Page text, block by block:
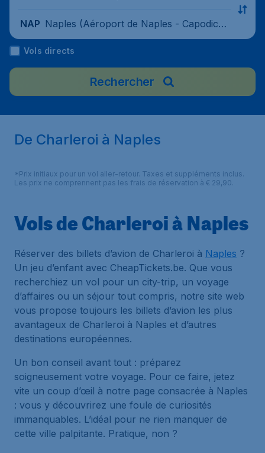
NAP Naples (Aéroport de Naples - Capodichi
no), Italie
Vols directs
Rechercher
De Charleroi à Naples
*Prix initiaux pour un vol aller-retour. Taxes et suppléments inclus.
Les prix ne comprennent pas les frais de réservation à € 29,90.
Vols de Charleroi à Naples
Réserver des billets d’avion de Charleroi à Naples ?
Un jeu d’enfant avec CheapTickets.be. Que vous
recherchiez un vol pour un city-trip, un voyage
d’affaires ou un séjour tout compris, notre site web
vous propose toujours les billets d’avion les plus
avantageux de Charleroi à Naples et d’autres
destinations européennes.
Un bon conseil avant tout : préparez
soigneusement votre voyage. Pour ce faire, jetez
vite un coup d’œil à notre page consacrée à Naples
: vous y découvrirez une foule de curiosités
immanquables. L’idéal pour ne rien manquer de
cette ville palpitante. Pratique, non ?